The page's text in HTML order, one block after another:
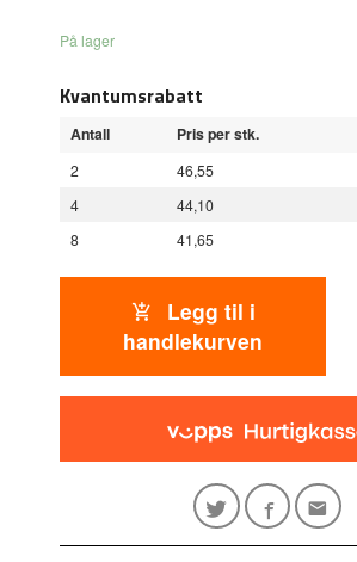
På lager
Kvantumsrabatt
Antall Pris per stk.
2 46,55
4
44,10
8
41,65
Legg til i
handlekurven